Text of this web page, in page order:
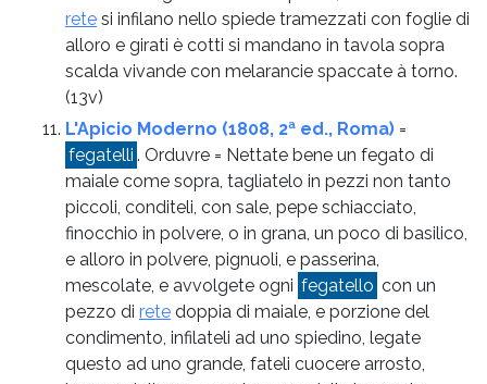
rete si infilano nello spiede tramezzati con foglie di
alloro e girati è cotti si mandano in tavola sopra
scalda vivande con melarancie spaccate à torno.
(13v)
L'Apicio Moderno (1808, 2ª ed., Roma) =
fegatelli . Orduvre = Nettate bene un fegato di
maiale come sopra, tagliatelo in pezzi non tanto
piccoli, conditeli, con sale, pepe schiacciato,
finocchio in polvere, o in grana, un poco di basilico,
e alloro in polvere, pignuoli, e passerina,
mescolate, e avvolgete ogni fegatello con un
pezzo di rete doppia di maiale, e porzione del
condimento, infilateli ad uno spiedino, legate
questo ad uno grande, fateli cuocere arrosto,